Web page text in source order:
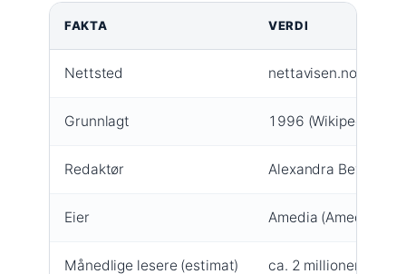
FAKTA VERDI
Nettsted nettavisen.no
Grunnlagt 1996 (Wikipedia
Redaktør Alexandra
Eier Amedia (Amedia
Månedlige lesere (estimat) ca. 2 millioner